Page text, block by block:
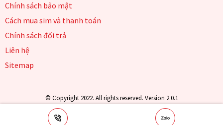
Chính sách bảo mật
Cách mua sim và thanh toán
Chính sách đổi trả
Liên hệ
Sitemap
© Copyright 2022. All rights reserved. Version 2.0.1